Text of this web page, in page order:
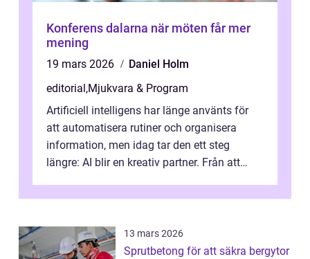
Konferens dalarna när möten får mer
mening
19 mars 2026
Daniel Holm
editorial,Mjukvara & Program
Artificiell intelligens har länge använts för
att automatisera rutiner och organisera
information, men idag tar den ett steg
längre: AI blir en kreativ partner. Från att
13 mars 2026
Sprutbetong för att säkra bergytor